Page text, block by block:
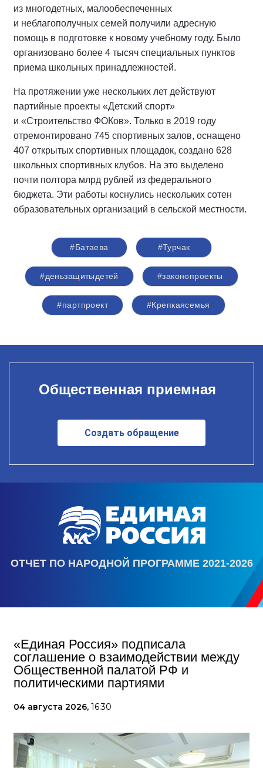
из многодетных, малообеспеченных
и неблагополучных семей получили адресную
помощь в подготовке к новому учебному году. Было
организовано более 4 тысяч специальных пунктов
приема школьных принадлежностей.
На протяжении уже нескольких лет действуют
партийные проекты «Детский спорт»
и «Строительство ФОКов». Только в 2019 году
отремонтировано 745 спортивных залов, оснащено
407 открытых спортивных площадок, создано 628
школьных спортивных клубов. На это выделено
почти полтора млрд рублей из федерального
бюджета. Эти работы коснулись нескольких сотен
образовательных организаций в сельской местности.
#Батаева #Турчак
#деньзащитыдетей #законопроекты
#партпроект #Крепкаясемья
Общественная приемная
Создать обращение
ОТЧЕТ ПО НАРОДНОЙ ПРОГРАММЕ 2021-2026
«Единая Россия» подписала
соглашение о взаимодействии между
Общественной палатой РФ и
политическими партиями
04 августа 2026, 16:30